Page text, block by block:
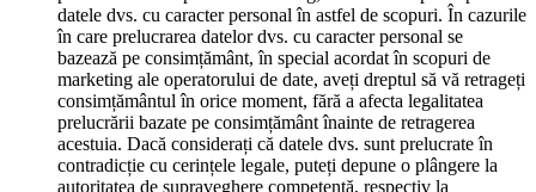
datele dvs. cu caracter personal în astfel de scopuri. În cazurile
în care prelucrarea datelor dvs. cu caracter personal se
bazează pe consimțământ, în special acordat în scopuri de
marketing ale operatorului de date, aveți dreptul să vă retrageți
consimțământul în orice moment, fără a afecta legalitatea
prelucrării bazate pe consimțământ înainte de retragerea
acestuia. Dacă considerați că datele dvs. sunt prelucrate în
contradicție cu cerințele legale, puteți depune o plângere la
autoritatea de supraveghere competentă, respectiv la